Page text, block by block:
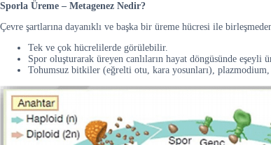
Sporla Üreme – Metagenez Nedir?
Çevre şartlarına dayanıklı ve başka bir üreme hücresi ile
Tek ve çok hücrelilerde görülebilir.
Spor oluşturarak üreyen canlıların hayat döngüsünde eşeyli
Tohumsuz bitkiler (eğrelti otu, kara yosunları),